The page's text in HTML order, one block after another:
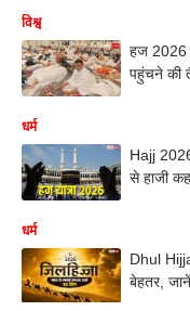
विश्व
हज 2026
पहुंचने की
धर्म
Hajj
से हाजी
धर्म
Dhul
बेहतर,